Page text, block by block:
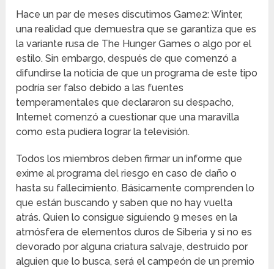
Hace un par de meses discutimos Game2: Winter,
una realidad que demuestra que se garantiza que es
la variante rusa de The Hunger Games o algo por el
estilo. Sin embargo, después de que comenzó a
difundirse la noticia de que un programa de este tipo
podría ser falso debido a las fuentes
temperamentales que declararon su despacho,
Internet comenzó a cuestionar que una maravilla
como esta pudiera lograr la televisión.
Todos los miembros deben firmar un informe que
exime al programa del riesgo en caso de daño o
hasta su fallecimiento. Básicamente comprenden lo
que están buscando y saben que no hay vuelta
atrás. Quien lo consigue siguiendo 9 meses en la
atmósfera de elementos duros de Siberia y si no es
devorado por alguna criatura salvaje, destruido por
alguien que lo busca, será el campeón de un premio